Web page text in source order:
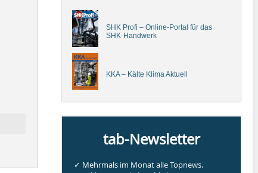
SHK Profi – Online-Portal für das
SHK-Handwerk
KKA – Kälte Klima Aktuell
tab-Newsletter
✓ Mehrmals im Monat alle Topnews.